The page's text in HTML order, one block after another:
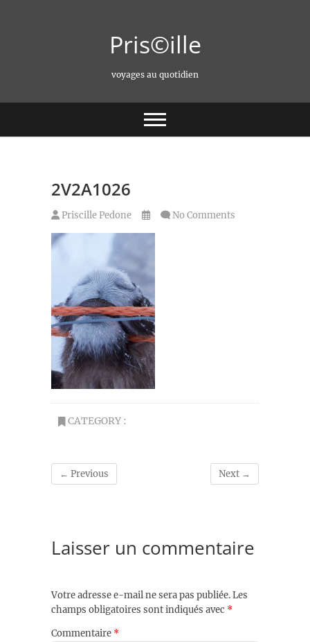
Pris©ille
voyages au quotidien
2V2A1026
Priscille Pedone No Comments
CATEGORY :
← Previous Next →
Laisser un commentaire
Votre adresse e-mail ne sera pas publiée.Les
champs obligatoires sont indiqués avec *
Commentaire *